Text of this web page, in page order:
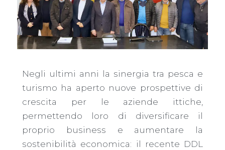
Negli ultimi anni la sinergia tra pesca e
turismo ha aperto nuove prospettive di
crescita per le aziende ittiche,
permettendo loro di diversificare il
proprio business e aumentare la
sostenibilità economica: il recente DDL